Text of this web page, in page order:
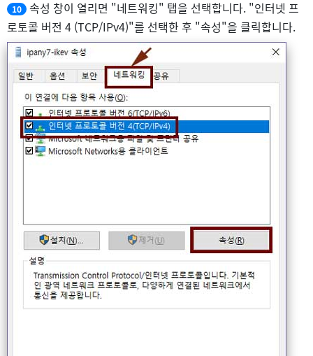
10
속성 창이 열리면 "네트워킹" 탭을 선택합니다. "인터넷 프
로토콜 버전 4 (TCP/IPv4)"를 선택한 후 "속성"을 클릭합니다.